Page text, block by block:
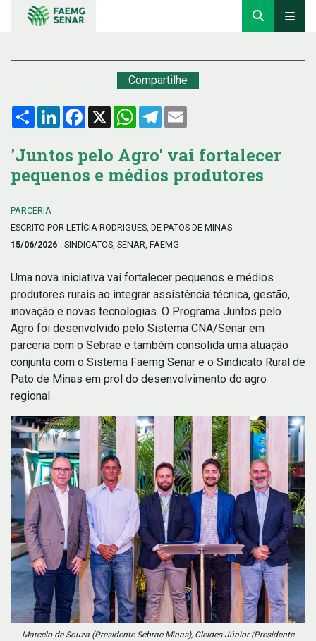
Compartilhe
Compartilhar
LinkedInFacebook
X WhatsApp
Telegram
'Juntos pelo Agro' vai fortalecer
pequenos e médios produtores
PARCERIA
ESCRITO POR LETÍCIA RODRIGUES, DE PATOS DE MINAS
15/06/2026 . SINDICATOS, SENAR, FAEMG
Uma nova iniciativa vai fortalecer pequenos e médios
produtores rurais ao integrar assistência técnica, gestão,
inovação e novas tecnologias. O Programa Juntos pelo
Agro foi desenvolvido pelo Sistema CNA/Senar em
parceria com o Sebrae e também consolida uma atuação
conjunta com o Sistema Faemg Senar e o Sindicato Rural de
Pato de Minas em prol do desenvolvimento do agro
regional.
Marcelo de Souza (Presidente Sebrae Minas), Cleides Júnior (Presidente